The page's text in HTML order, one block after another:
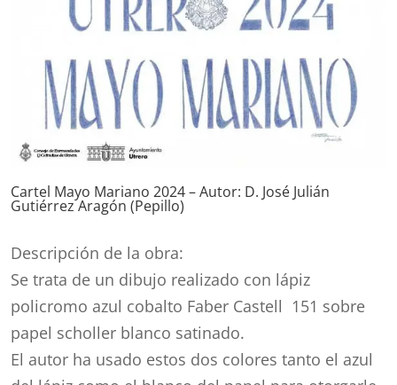
Cartel Mayo Mariano 2024 – Autor: D. José Julián
Gutiérrez Aragón (Pepillo)
Descripción de la obra:
Se trata de un dibujo realizado con lápiz
policromo azul cobalto Faber Castell 151 sobre
papel scholler blanco satinado.
El autor ha usado estos dos colores tanto el azul